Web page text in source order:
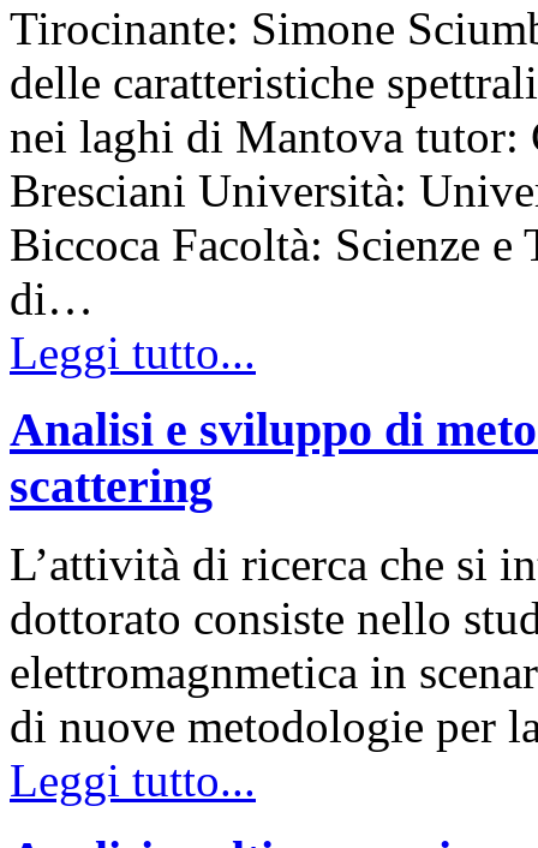
Tirocinante: Simone
delle caratteristiche
nei laghi di Mantova tutor:
Bresciani Università:
Biccoca Facoltà: Scienze
di…
Leggi tutto...
Analisi e sviluppo di
scattering
L’attività di ricerca che si
dottorato consiste nello
elettromagnmetica in
di nuove metodologie per
Leggi tutto...